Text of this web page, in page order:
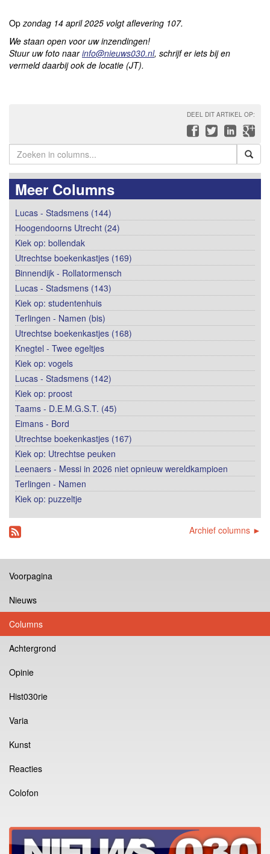
Opzondag 14 april 2025 volgt aflevering 107.
We staan open voor uw inzendingen!
Stuur uw foto naarinfo@nieuws030.nl, schrijf er iets bijen
vermeld daarbij ook de locatie (JT).
DEEL DIT ARTIKEL OP:
Meer Columns
Lucas - Stadsmens (144)
Hoogendoorns Utrecht (24)
Kiek op: bollendak
Utrechtse boekenkastjes (169)
Binnendijk - Rollatormensch
Lucas - Stadsmens (143)
Kiek op: studentenhuis
Terlingen - Namen (bis)
Utrechtse boekenkastjes (168)
Knegtel - Twee egeltjes
Kiek op: vogels
Lucas - Stadsmens (142)
Kiek op: proost
Taams - D.E.M.G.S.T. (45)
Eimans - Bord
Utrechtse boekenkastjes (167)
Kiek op: Utrechtse peuken
Leenaers - Messi in 2026 niet opnieuw wereldkampioen
Terlingen - Namen
Kiek op: puzzeltje
Archief columns ►
Voorpagina
Nieuws
Columns
Achtergrond
Opinie
Hist030rie
Varia
Kunst
Reacties
Colofon